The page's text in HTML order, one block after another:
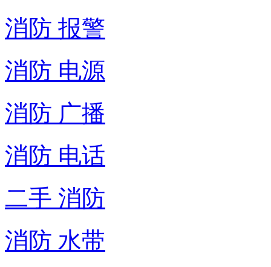
消防 报警
消防 电源
消防 广播
消防 电话
二手 消防
消防 水带